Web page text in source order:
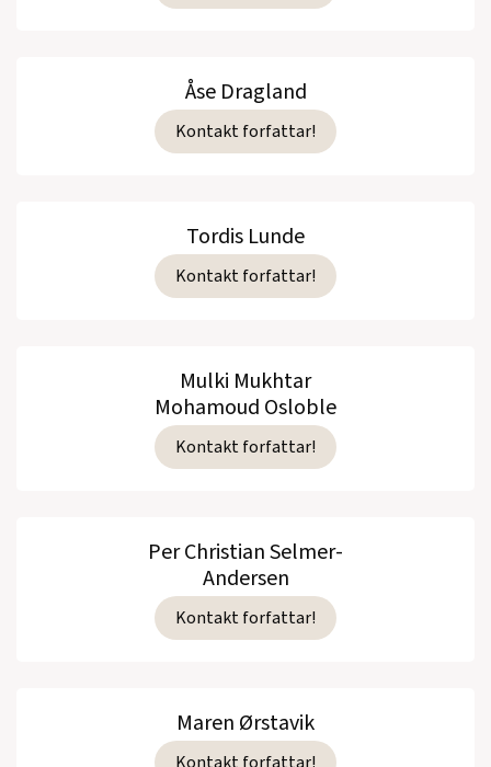
Åse Dragland
Kontakt forfattar!
Tordis Lunde
Kontakt forfattar!
Mulki Mukhtar
Mohamoud Osloble
Kontakt forfattar!
Per Christian Selmer-
Andersen
Kontakt forfattar!
Maren Ørstavik
Kontakt forfattar!